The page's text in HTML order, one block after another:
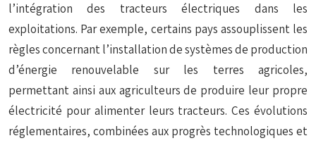
l’intégration des tracteurs électriques dans les
exploitations. Par exemple, certains pays assouplissent les
règles concernant l’installation de systèmes de production
d’énergie renouvelable sur les terres agricoles,
permettant ainsi aux agriculteurs de produire leur propre
électricité pour alimenter leurs tracteurs. Ces évolutions
réglementaires, combinées aux progrès technologiques et